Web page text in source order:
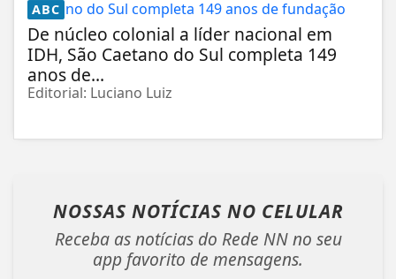
ABC
De núcleo colonial a líder nacional em
IDH, São Caetano do Sul completa 149
anos de...
Editorial: Luciano Luiz
NOSSAS NOTÍCIAS NO CELULAR
Receba as notícias do Rede NN no seu
app favorito de mensagens.